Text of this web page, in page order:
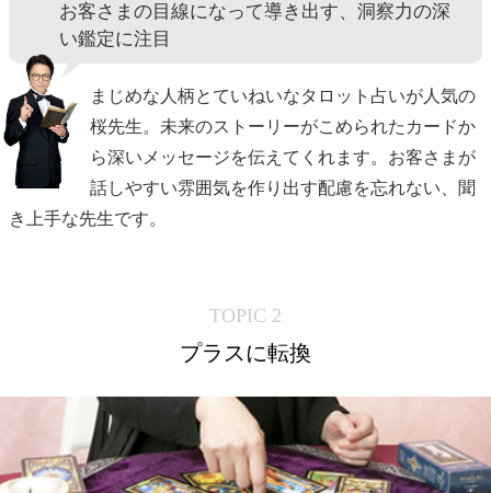
お客さまの目線になって導き出す、洞察力の深
い鑑定に注目
まじめな人柄とていねいなタロット占いが人気の
桜先生。未来のストーリーがこめられたカードか
ら深いメッセージを伝えてくれます。お客さまが
話しやすい雰囲気を作り出す配慮を忘れない、聞
き上手な先生です。
TOPIC 2
プラスに転換